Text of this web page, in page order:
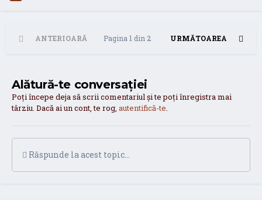
ANTERIOARĂ URMĂTOAREA
Pagina 1 din 2
Alătură-te conversației
Poți începe deja să scrii comentariul și te poți înregistra mai
târziu. Dacă ai un cont, te rog, autentifică-te.
Răspunde la acest topic...